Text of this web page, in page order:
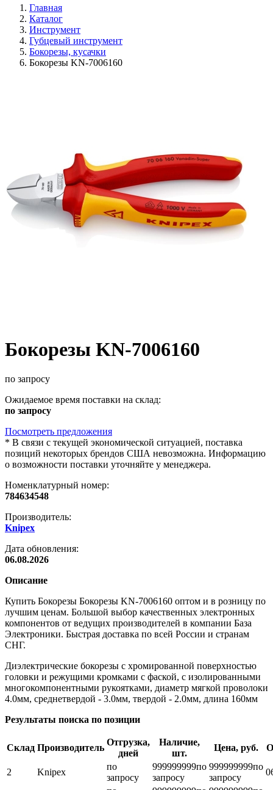
Главная
Каталог
Инструмент
Губцевый инструмент
Бокорезы, кусачки
Бокорезы KN-7006160
Бокорезы KN-7006160
по запросу
Ожидаемое время поставки на склад:
по запросу
Посмотреть предложения
* В связи с текущей экономической ситуацией, поставка
позиций некоторых брендов США невозможна. Информацию
о возможности поставки уточняйте у менеджера.
Номенклатурный номер:
784634548
Производитель:
Knipex
Дата обновления:
06.08.2026
Описание
Купить Бокорезы Бокорезы KN-7006160 оптом и в розницу по
лучшим ценам. Большой выбор качественных электронных
компонентов от ведущих производителей в компании База
Электроники. Быстрая доставка по всей России и странам
СНГ.
Диэлектрические бокорезы с хромированной поверхностью
головки и режущими кромками с фаской, с изолированными
многокомпонентными рукоятками, диаметр мягкой проволоки
4.0мм, среднетвердой - 3.0мм, твердой - 2.0мм, длина 160мм
Результаты поиска по позиции
Склад Производитель
Отгрузка,
дней
Наличие,
шт.
Цена, руб.
2 Knipex
по
запросу
999999999по
запросу
999999999по
запросу